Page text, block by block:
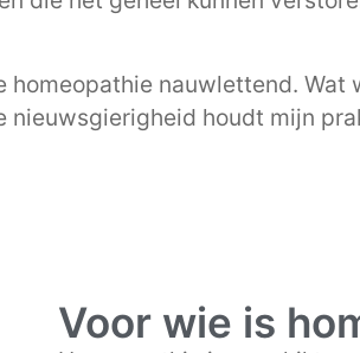
nauwlettend.
nieuwsgierigheid houdt mijn
Voor wie is